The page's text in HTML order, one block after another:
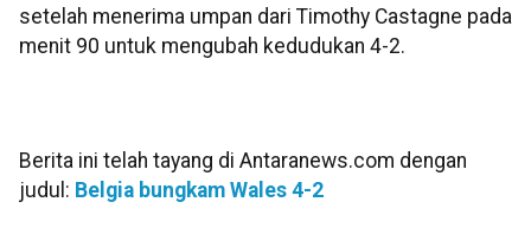
setelah menerima umpan dari Timothy Castagne pada
menit 90 untuk mengubah kedudukan 4-2.
Berita ini telah tayang di Antaranews.com dengan
judul: Belgia bungkam Wales 4-2